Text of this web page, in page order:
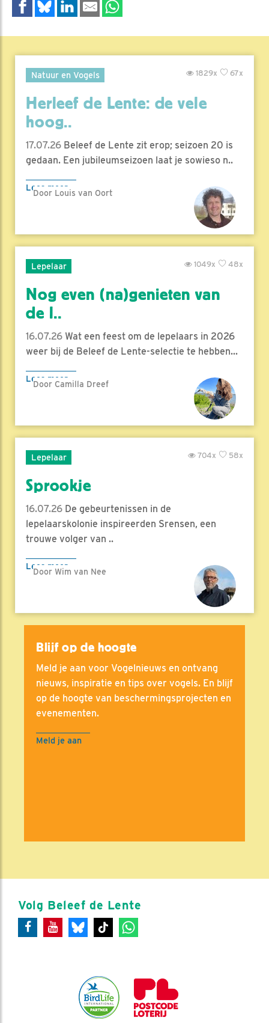
Natuur en Vogels 67x
1829x
Herleef de Lente: de vele
hoog..
17.07.26 Beleef de Lente zit erop; seizoen 20 is
gedaan. Een jubileumseizoen laat je sowieso n..
Lees meer
Door Louis van Oort
Lepelaar 48x
1049x
Nog even (na)genieten van
de l..
16.07.26 Wat een feest om de lepelaars in 2026
weer bij de Beleef de Lente-selectie te hebben...
Lees meer
Door Camilla Dreef
Lepelaar 58x
704x
Sprookje
16.07.26 De gebeurtenissen in de
lepelaarskolonie inspireerden Srensen, een
trouwe volger van ..
Lees meer
Door Wim van Nee
Blijf op de hoogte
Meld je aan voor Vogelnieuws en ontvang
nieuws, inspiratie en tips over vogels. En blijf
op de hoogte van beschermingsprojecten en
evenementen.
Meld je aan
Volg Beleef de Lente